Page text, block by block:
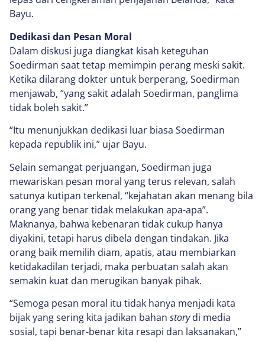
Bayu.
Dedikasi dan Pesan Moral
Dalam diskusi juga diangkat kisah keteguhan
Soedirman saat tetap memimpin perang meski sakit.
Ketika dilarang dokter untuk berperang, Soedirman
menjawab, “yang sakit adalah Soedirman, panglima
tidak boleh sakit.”
“Itu menunjukkan dedikasi luar biasa Soedirman
kepada republik ini,” ujar Bayu.
Selain semangat perjuangan, Soedirman juga
mewariskan pesan moral yang terus relevan, salah
satunya kutipan terkenal, “kejahatan akan menang bila
orang yang benar tidak melakukan apa-apa”.
Maknanya, bahwa kebenaran tidak cukup hanya
diyakini, tetapi harus dibela dengan tindakan. Jika
orang baik memilih diam, apatis, atau membiarkan
ketidakadilan terjadi, maka perbuatan salah akan
semakin kuat dan merugikan banyak pihak.
“Semoga pesan moral itu tidak hanya menjadi kata
bijak yang sering kita jadikan bahan storydi media
sosial, tapi benar-benar kita resapi dan laksanakan,”